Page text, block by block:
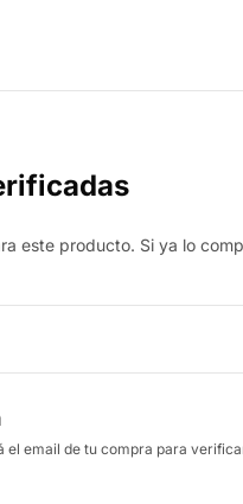
este producto. Si ya lo
el email de tu compra para